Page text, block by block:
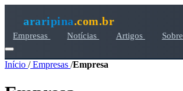
araripina.com.br
Empresas Notícias Artigos Sobre
Início /Empresas /Empresa